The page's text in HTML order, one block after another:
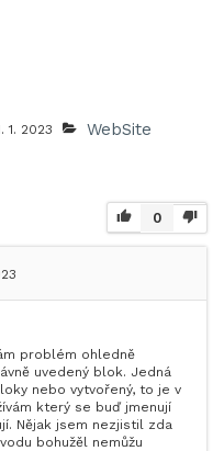
1. 2023 WebSite
0
problém ohledně
uvedený blok. Jedná
nebo vytvořený, to je v
který se buď jmenují
Nějak jsem nezjistil zda
bohužěl nemůžu